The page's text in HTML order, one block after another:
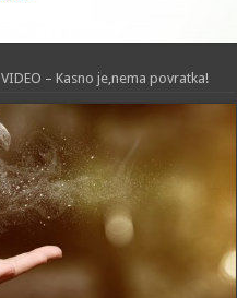
VIDEO – Kasno je,nema povratka!